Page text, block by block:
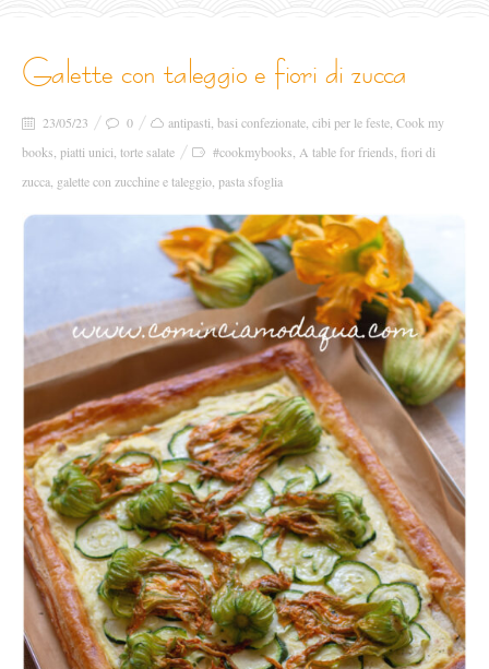
galette con taleggio e fiori di zucca
23/05/23 0 antipasti basi confezionate cibi per le feste Cook my
books piatti unici torte salate #cookmybooks A table for friends fiori di
zucca galette con zucchine e taleggio pasta sfoglia